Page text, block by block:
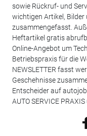
sowie Rückruf- und
wichtigen Artikel, Bilder
zusammengefasst.
Heftartikel gratis
Online-Angebot um
Betriebspraxis für die
NEWSLETTER fasst
Geschehnisse
Entscheider auf
AUTO SERVICE